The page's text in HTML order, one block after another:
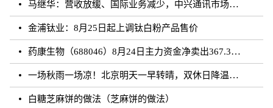
马继华：营收放缓、国际业务减少，中兴通讯市场重心向国内靠拢？
金浦钛业：8月25日起上调钛白粉产品售价
药康生物（688046）8月24日主力资金净卖出367.31万元
一场秋雨一场凉！北京明天一早转晴，双休日降温雨再来
白糖芝麻饼的做法（芝麻饼的做法）